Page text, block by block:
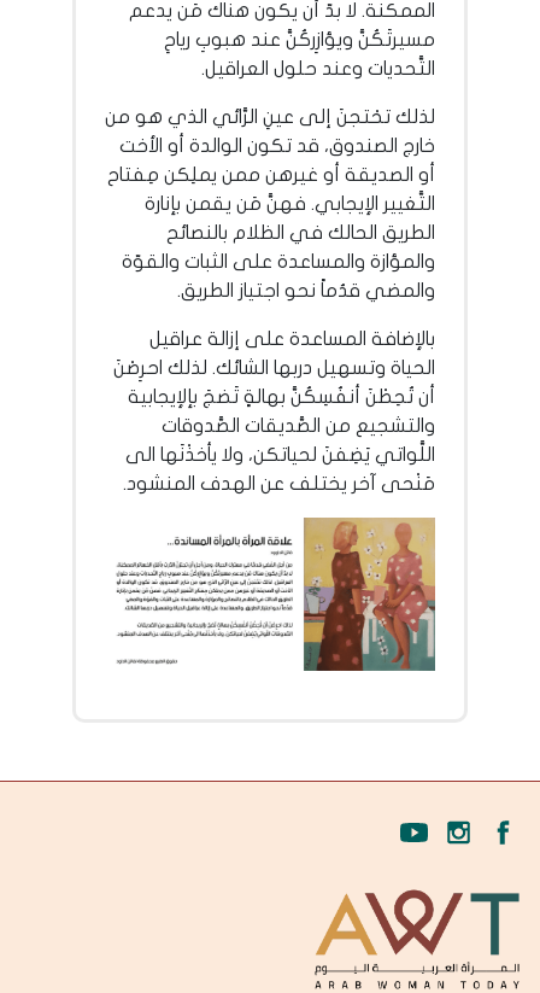
الممكنة. لا بدّ أن يكون هناك مَن يدعم
مسيرتَكُنَّ ويؤازِركُنَّ عند هبوبِ رياحِ
التَّحديات وعند حلول العراقيل.
لذلك تحْتجنَ إلى عينِ الرَّائي الذي هو من
خارج الصندوق، قد تكون الوالدة أو الأخت
أو الصديقة أو غيرهن ممن يملِكن مِفتاح
التَّغيير الإيجابي. فهنَّ مَن يقمن بإنارة
الطريق الحالك في الظلام بالنصائح
والمؤازة والمساعدة على الثبات والقوّة
والمضي قدُماً نحو اجتياز الطريق.
بالإضافة المساعدة على إزالة عراقيل
الحياة وتسهيل دربها الشائك. لذلك احرِصْنَ
أن تُحِطْنَ أنفُسِكُنَّ بهالةٍ تَضجَ بإلإيجابية
والتشجيع من الصَّديقات الصَّدوقات
اللَّواتي يَضِفنَ لحياتكن، ولا يأخذْنَها الى
مَنْحى آخر يختلف عن الهدف المنشود.